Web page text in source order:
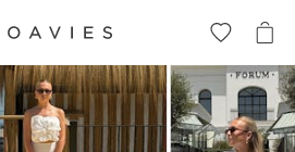
GA
NAAR
JE
JE